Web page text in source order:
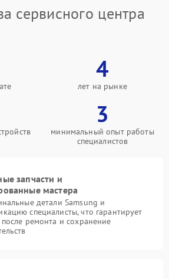
сервисного центра
4
лет на рынке
3
минимальный опыт работы
специалистов
запчасти и
мастера
детали Samsung и
специалисты, что гарантирует
ремонта и сохранение